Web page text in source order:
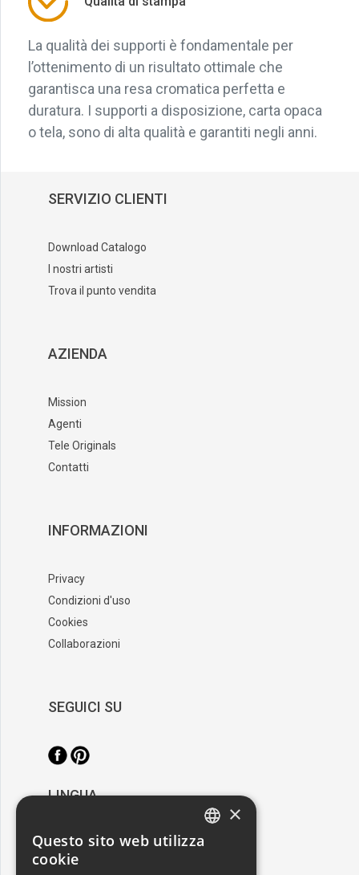
La qualità dei supporti è fondamentale per
l’ottenimento di un risultato ottimale che
garantisca una resa cromatica perfetta e
duratura. I supporti a disposizione, carta opaca
o tela, sono di alta qualità e garantiti negli anni.
SERVIZIO CLIENTI
Download Catalogo
I nostri artisti
Trova il punto vendita
AZIENDA
Mission
Agenti
Tele Originals
Contatti
INFORMAZIONI
Privacy
Condizioni d'uso
Cookies
Collaborazioni
SEGUICI SU
LINGUA
×
Questo sito web utilizza
cookie